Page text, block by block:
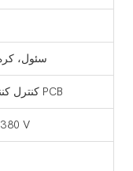
سئول،
کنترل کننده بورد PCB
V